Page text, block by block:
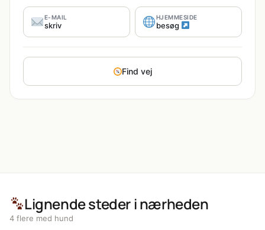
E-MAIL
skriv
HJEMMESIDE
besøg
Find vej
Lignende steder i nærheden
4 flere med hund